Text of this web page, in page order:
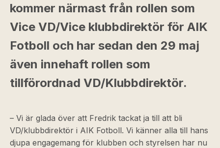
kommer närmast från rollen som
Vice VD/Vice klubbdirektör för AIK
Fotboll och har sedan den 29 maj
även innehaft rollen som
tillförordnad VD/Klubbdirektör.
– Vi är glada över att Fredrik tackat ja till att bli
VD/klubbdirektör i AIK Fotboll. Vi känner alla till hans
djupa engagemang för klubben och styrelsen har nu